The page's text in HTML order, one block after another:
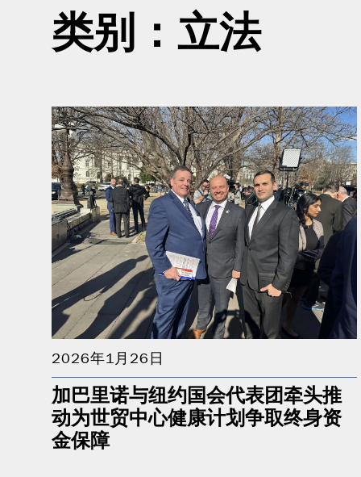
类别： 立法
2026年1月26日
加巴里诺与纽约国会代表团牵头推
动为世贸中心健康计划争取终身资
金保障